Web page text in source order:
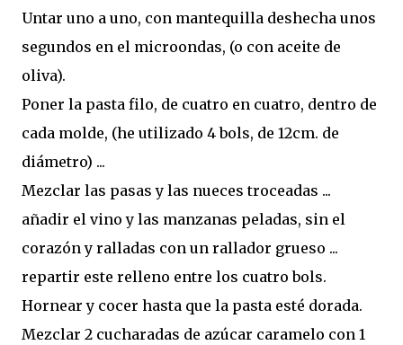
Untar uno a uno, con mantequilla deshecha unos
segundos en el microondas, (o con aceite de
oliva).
Poner la pasta filo, de cuatro en cuatro, dentro de
cada molde, (he utilizado 4 bols, de 12cm. de
diámetro) ...
Mezclar las pasas y las nueces troceadas ...
añadir el vino y las manzanas peladas, sin el
corazón y ralladas con un rallador grueso ...
repartir este relleno entre los cuatro bols.
Hornear y cocer hasta que la pasta esté dorada.
Mezclar 2 cucharadas de azúcar caramelo con 1